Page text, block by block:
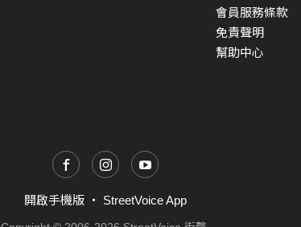
會員服務條款
免責聲明
幫助中心
開啟手機版 ・ StreetVoice App